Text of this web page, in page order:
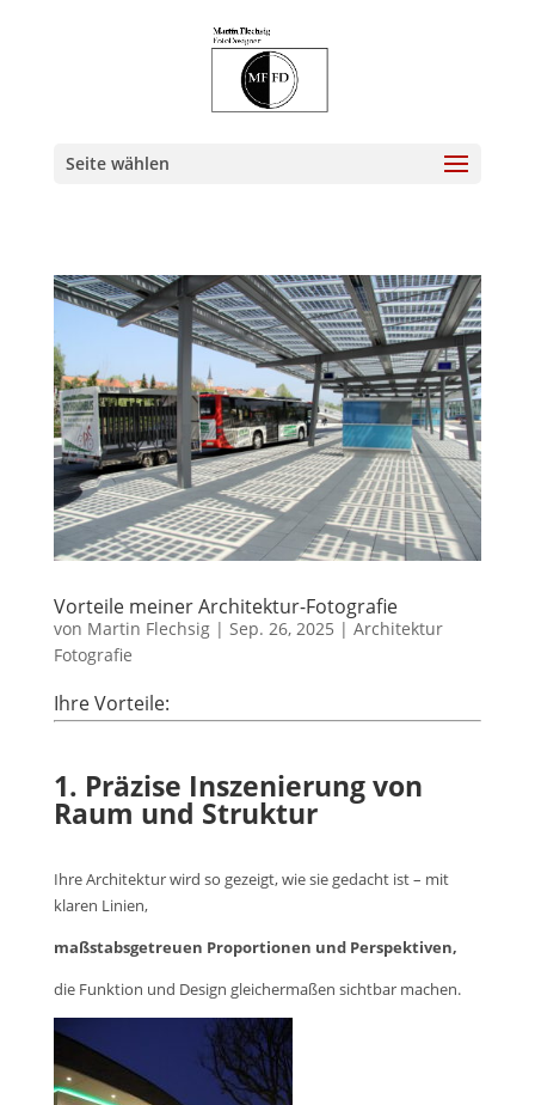
Seite wählen
Vorteile meiner Architektur-Fotografie
von Martin Flechsig| Sep. 26, 2025 | Architektur
Fotografie
Ihre Vorteile:
1. Präzise Inszenierung von
Raum und Struktur
Ihre Architektur wird so gezeigt, wie sie gedacht ist – mit
klaren Linien,
maßstabsgetreuen Proportionen und Perspektiven,
die Funktion und Design gleichermaßen sichtbar machen.